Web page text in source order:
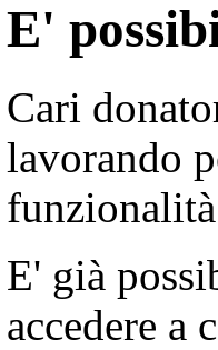
E'
Cari
lavorando
E' già
accedere a